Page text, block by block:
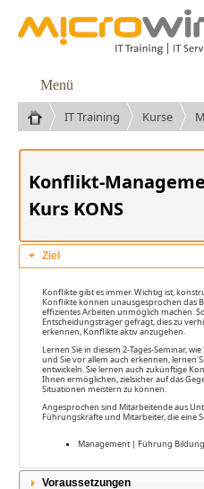
Menü
IT Training Kurse
Konflikt-
Kurs KONS
Ziel
Konflikte gibt es immer. Wichtig ist,
Konflikte können unausgesprochen das
effizientes Arbeiten unmöglich machen.
Entscheidungsträger gefragt, dies zu
erkennen, Konflikte aktiv anzugehen.
Lernen Sie in diesem 2-Tages-Seminar,
und Sie vor allem auch erkennen, lernen
entwickeln. Sie lernen auch zukünftige
Ihnen ermöglichen, zielsicher auf das
Situationen meistern zu können.
Angesprochen sind Mitarbeitende aus
Führungskräfte und Mitarbeiter, die eine
Management | Führung
Voraussetzungen